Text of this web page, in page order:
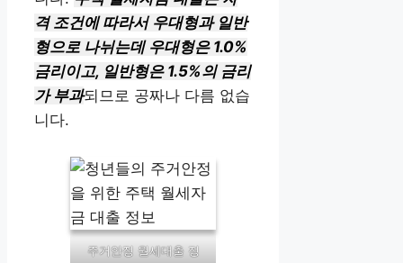
격 조건에 따라서 우대형과 일반
형으로 나뉘는데 우대형은 1.0%
금리이고, 일반형은 1.5%의 금리
가 부과되므로 공짜나 다름 없습
니다.
주거안정 월세대출 정